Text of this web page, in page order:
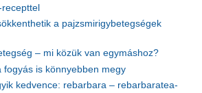
a pajzsmirigybetegségek
– mi közük van egymáshoz?
fogyás is könnyebben megy
kedvence: rebarbara – rebarbaratea-